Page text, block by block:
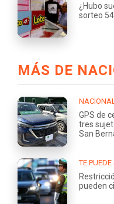
¿Hubo
sorteo
MÁS DE
NACIONAL
GPS de
tres
San
TE PUEDE
pueden